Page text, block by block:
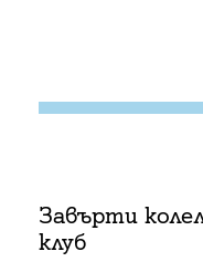
Завърти
клуб